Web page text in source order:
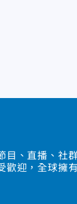
目、直播、社
歡迎，全球擁